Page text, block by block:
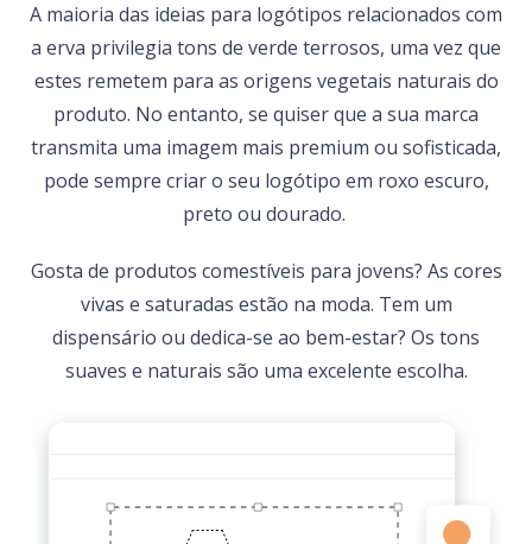
A maioria das ideias para logótipos relacionados com
a erva privilegia tons de verde terrosos, uma vez que
estes remetem para as origens vegetais naturais do
produto. No entanto, se quiser que a sua marca
transmita uma imagem mais premium ou sofisticada,
pode sempre criar o seu logótipo em roxo escuro,
preto ou dourado.
Gosta de produtos comestíveis para jovens? As cores
vivas e saturadas estão na moda. Tem um
dispensário ou dedica-se ao bem-estar? Os tons
suaves e naturais são uma excelente escolha.